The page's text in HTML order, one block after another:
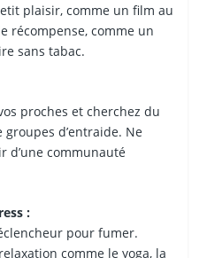
plaisir, comme un film au
récompense, comme un
sans tabac.
proches et cherchez du
groupes d’entraide. Ne
d’une communauté
:
pour fumer.
comme le yoga, la